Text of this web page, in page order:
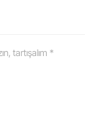
tartışalım *